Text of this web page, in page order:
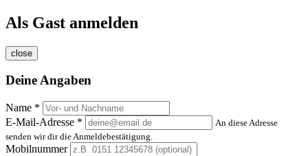
Als Gast anmelden
close
Deine Angaben
Name *
E-Mail-Adresse *
An diese Adresse
senden wir dir die Anmeldebestätigung.
Mobilnummer